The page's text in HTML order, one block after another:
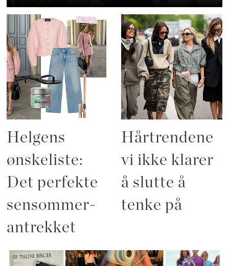
Helgens
ønskeliste:
Det perfekte
sensommer-
antrekket
Hårtrendene
vi ikke klarer
å slutte å
tenke på